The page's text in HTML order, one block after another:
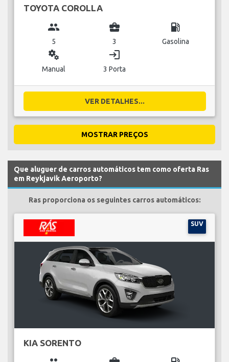
TOYOTA COROLLA
group
5
business_center
3
local_gas_station
Gasolina
miscellaneous_services
Manual
login
3 Porta
VER DETALHES...
MOSTRAR PREÇOS
Que aluguer de carros automáticos tem como oferta Ras
em Reykjavik Aeroporto?
Ras proporciona os seguintes carros automáticos:
SUV
KIA SORENTO